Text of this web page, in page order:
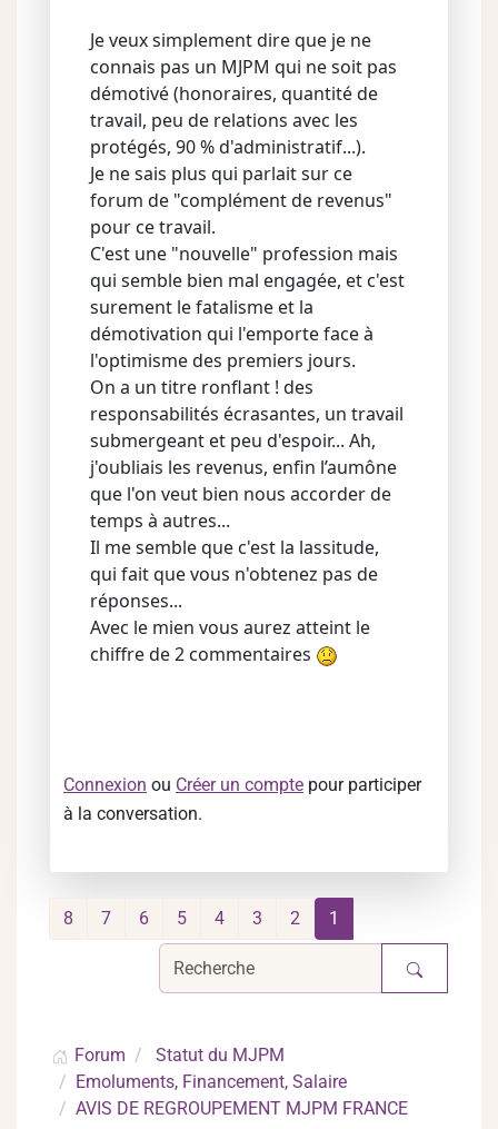
Je veux simplement dire que je ne
connais pas un MJPM qui ne soit pas
démotivé (honoraires, quantité de
travail, peu de relations avec les
protégés, 90 % d'administratif...).
Je ne sais plus qui parlait sur ce
forum de "complément de revenus"
pour ce travail.
C'est une "nouvelle" profession mais
qui semble bien mal engagée, et c'est
surement le fatalisme et la
démotivation qui l'emporte face à
l'optimisme des premiers jours.
On a un titre ronflant ! des
responsabilités écrasantes, un travail
submergeant et peu d'espoir... Ah,
j'oubliais les revenus, enfin l’aumône
que l'on veut bien nous accorder de
temps à autres...
Il me semble que c'est la lassitude,
qui fait que vous n'obtenez pas de
réponses...
Avec le mien vous aurez atteint le
chiffre de 2 commentaires
Connexion ou Créer un compte pour participer
à la conversation.
1
2
3
4
5
6
7
8
Forum
Statut du MJPM
Emoluments, Financement, Salaire
AVIS DE REGROUPEMENT MJPM FRANCE